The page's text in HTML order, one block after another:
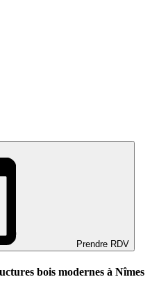
Prendre RDV
bois modernes à Nîmes